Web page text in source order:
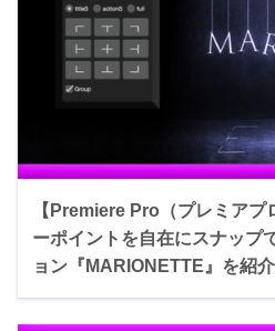
【Premiere Pro（プレミアプ
ーポイントを自在にスナップ
ョン『MARIONETTE』を紹